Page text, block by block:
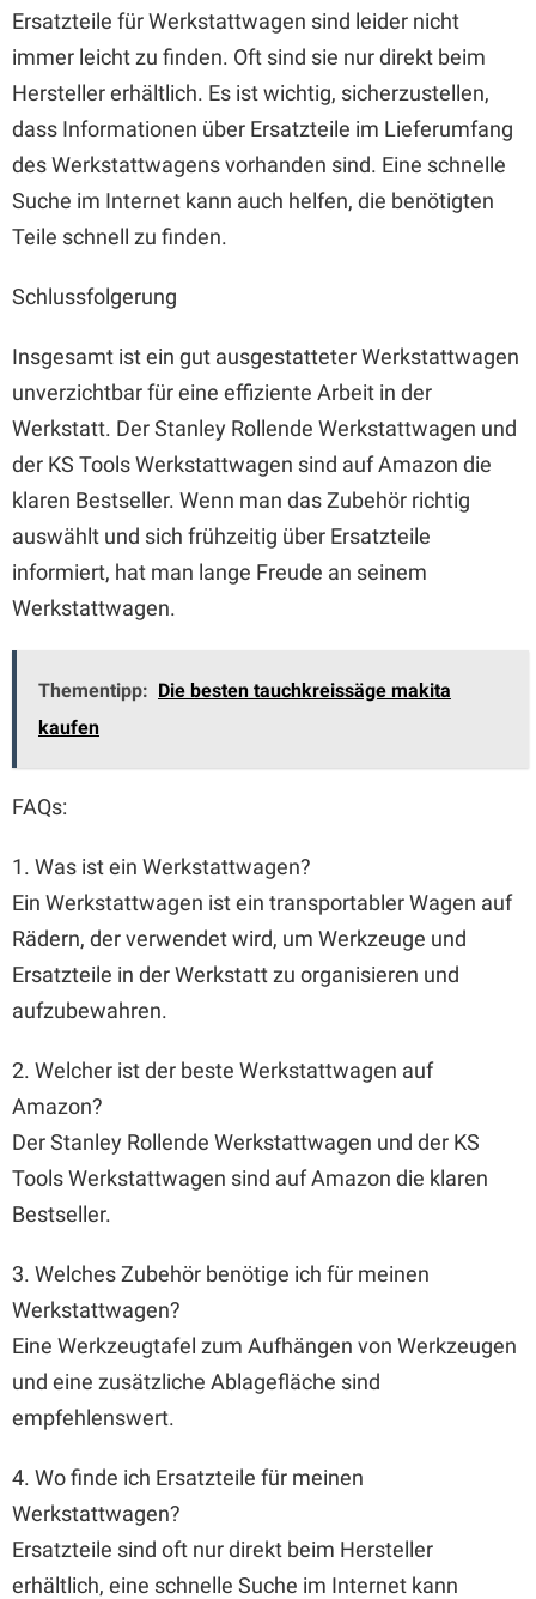
Ersatzteile für Werkstattwagen sind leider nicht
immer leicht zu finden. Oft sind sie nur direkt beim
Hersteller erhältlich. Es ist wichtig, sicherzustellen,
dass Informationen über Ersatzteile im Lieferumfang
des Werkstattwagens vorhanden sind. Eine schnelle
Suche im Internet kann auch helfen, die benötigten
Teile schnell zu finden.
Schlussfolgerung
Insgesamt ist ein gut ausgestatteter Werkstattwagen
unverzichtbar für eine effiziente Arbeit in der
Werkstatt. Der Stanley Rollende Werkstattwagen und
der KS Tools Werkstattwagen sind auf Amazon die
klaren Bestseller. Wenn man das Zubehör richtig
auswählt und sich frühzeitig über Ersatzteile
informiert, hat man lange Freude an seinem
Werkstattwagen.
Thementipp: Die besten tauchkreissäge makita
kaufen
FAQs:
1. Was ist ein Werkstattwagen?
Ein Werkstattwagen ist ein transportabler Wagen auf
Rädern, der verwendet wird, um Werkzeuge und
Ersatzteile in der Werkstatt zu organisieren und
aufzubewahren.
2. Welcher ist der beste Werkstattwagen auf
Amazon?
Der Stanley Rollende Werkstattwagen und der KS
Tools Werkstattwagen sind auf Amazon die klaren
Bestseller.
3. Welches Zubehör benötige ich für meinen
Werkstattwagen?
Eine Werkzeugtafel zum Aufhängen von Werkzeugen
und eine zusätzliche Ablagefläche sind
empfehlenswert.
4. Wo finde ich Ersatzteile für meinen
Werkstattwagen?
Ersatzteile sind oft nur direkt beim Hersteller
erhältlich, eine schnelle Suche im Internet kann